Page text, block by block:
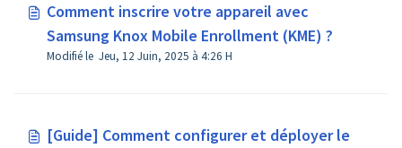
Comment inscrire votre appareil avec
Samsung Knox Mobile Enrollment (KME) ?
Modifié le Jeu, 12 Juin, 2025 à 4:26 H
[Guide] Comment configurer et déployer le